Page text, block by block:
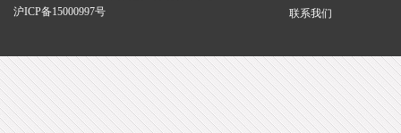
沪ICP备15000997号
联系我们